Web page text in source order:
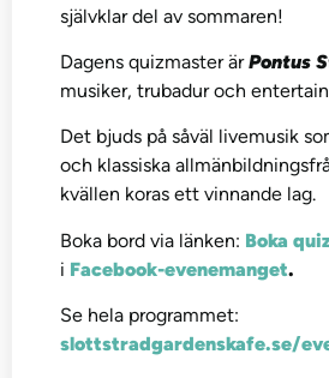
självklar del av sommaren!
Dagens quizmaster ärPontus
musiker, trubadur och
Det bjuds på såväl livemusik
och klassiska
kvällen koras ett vinnande lag.
Boka bord via länken: Boka quiz
i Facebook-evenemanget.
Se hela programmet:
slottstradgardenskafe.se/